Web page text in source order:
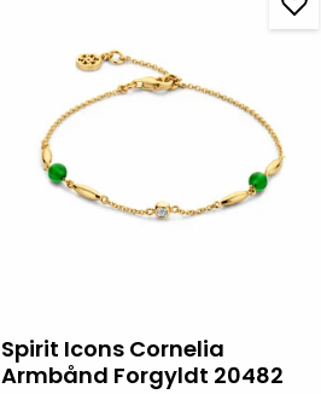
Spirit Icons Cornelia
Armbånd Forgyldt 20482